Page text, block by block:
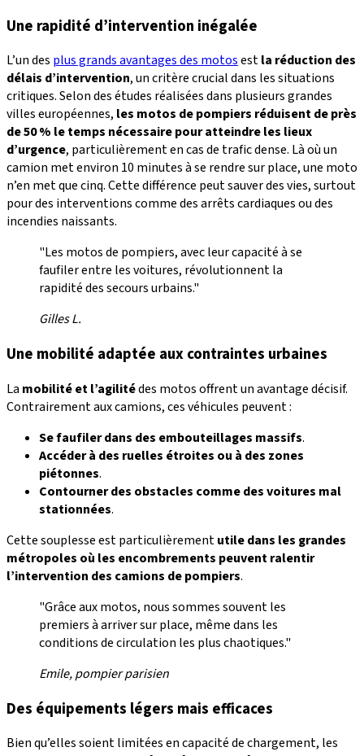
Une rapidité d’intervention inégalée
L’un des plus grands avantages des motosestla réduction des
délais d’intervention, un critère crucial dans les situations
critiques. Selon des études réalisées dans plusieurs grandes
villes européennes, les motos de pompiers réduisent de près
de 50 % le temps nécessaire pour atteindre les lieux
d’urgence, particulièrement en cas de trafic dense. Là où un
camion met environ 10 minutes à se rendre sur place, une moto
n’en met que cinq. Cette différence peut sauver des vies, surtout
pour des interventions comme des arrêts cardiaques ou des
incendies naissants.
"Les motos de pompiers, avec leur capacité à se
faufiler entre les voitures, révolutionnent la
rapidité des secours urbains."
Gilles L.
Une mobilité adaptée aux contraintes urbaines
La mobilité et l’agilitédes motos offrent un avantage décisif.
Contrairement aux camions, ces véhicules peuvent :
Se faufiler dans des embouteillages massifs.
Accéder à des ruelles étroites ou à des zones
piétonnes.
Contourner des obstacles comme des voitures mal
stationnées.
Cette souplesse est particulièrementutile dans les grandes
métropoles où les encombrements peuvent ralentir
l’intervention des camions de pompiers.
"Grâce aux motos, nous sommes souvent les
premiers à arriver sur place, même dans les
conditions de circulation les plus chaotiques."
Emile, pompier parisien
Des équipements légers mais efficaces
Bien qu’elles soient limitées en capacité de chargement, les